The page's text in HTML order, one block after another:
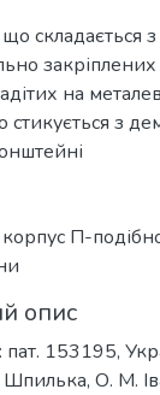
складається
на
стикується з
П-
опис
153195,
О. М.